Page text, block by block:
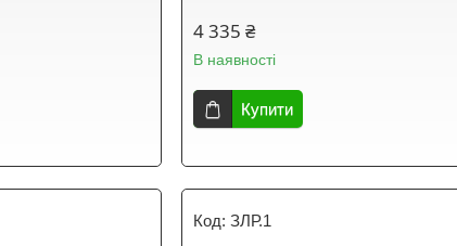
4 335 ₴
В наявності
Купити
ЗЛР.1